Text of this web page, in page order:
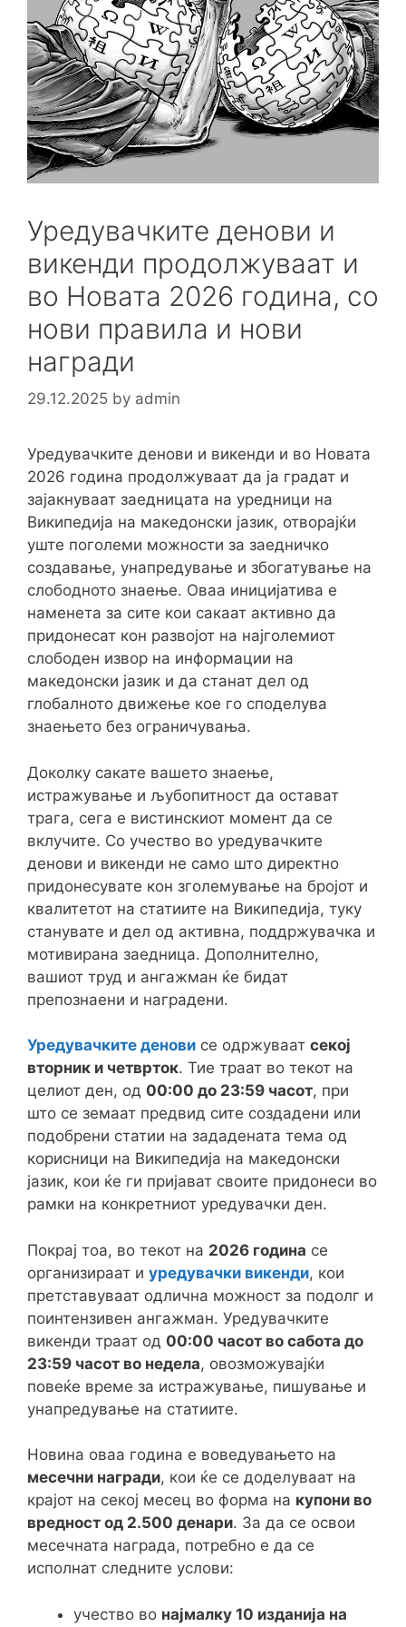
Уредувачките денови и
викенди продолжуваат и
во Новата 2026 година, со
нови правила и нови
награди
29.12.2025 by admin
Уредувачките денови и викенди и во Новата
2026 година продолжуваат да ја градат и
зајакнуваат заедницата на уредници на
Википедија на македонски јазик, отворајќи
уште поголеми можности за заедничко
создавање, унапредување и збогатување на
слободното знаење. Оваа иницијатива е
наменета за сите кои сакаат активно да
придонесат кон развојот на најголемиот
слободен извор на информации на
македонски јазик и да станат дел од
глобалното движење кое го споделува
знаењето без ограничувања.
Доколку сакате вашето знаење,
истражување и љубопитност да остават
трага, сега е вистинскиот момент да се
вклучите. Со учество во уредувачките
денови и викенди не само што директно
придонесувате кон зголемување на бројот и
квалитетот на статиите на Википедија, туку
станувате и дел од активна, поддржувачка и
мотивирана заедница. Дополнително,
вашиот труд и ангажман ќе бидат
препознаени и наградени.
Уредувачките денови се одржуваат секој
вторник и четврток. Тие траат во текот на
целиот ден, од 00:00 до 23:59 часот, при
што се земаат предвид сите создадени или
подобрени статии на зададената тема од
корисници на Википедија на македонски
јазик, кои ќе ги пријават своите придонеси во
рамки на конкретниот уредувачки ден.
Покрај тоа, во текот на 2026 година се
организираат и уредувачки викенди, кои
претставуваат одлична можност за подолг и
поинтензивен ангажман. Уредувачките
викенди траат од 00:00 часот во сабота до
23:59 часот во недела, овозможувајќи
повеќе време за истражување, пишување и
унапредување на статиите.
Новина оваа година е воведувањето на
месечни награди, кои ќе се доделуваат на
крајот на секој месец во форма на купони во
вредност од 2.500 денари. За да се освои
месечната награда, потребно е да се
исполнат следните услови:
учество во најмалку 10 изданија на